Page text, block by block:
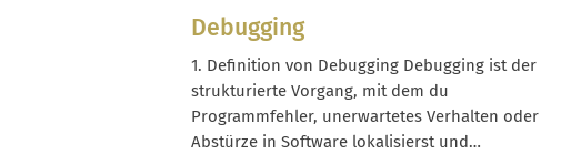
abgestimmte Datenbasis überführt werden.
Typische Quellen sind Shop-Systeme, PIM,
ERP, Warenwirtschaft, Marktplätze, Tracking-
Tools oder Excel-Listen. Im E-Commerce
bedeutet Datenkonsolidierung meist,
Produkt-, Preis-, Bestands- und Content-
Debugging
1. Definition von Debugging Debugging ist der
strukturierte Vorgang, mit dem du
Programmfehler, unerwartetes Verhalten oder
Abstürze in Software lokalisierst und